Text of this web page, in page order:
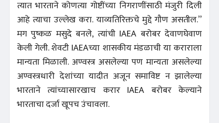
त्यात भारताने कोणत्या गोष्टींच्या निगराणींसाठी मंजुरी दिली
आहे त्याचा उल्लेख करा. याव्यतिरिक्तचे मुद्दे गौण असतील.’’
मग पुष्कळ मसुदे बनले, त्यांची IAEA बरोबर देवाणघेवाण
केली गेली. शेवटी IAEAच्या शासकीय मंडळाची या कराराला
मान्यता मिळाली. अण्वस्त्र असलेल्या पण मान्यता असलेल्या
अण्वस्त्रधारी देशांच्या यादीत अजून समाविष्ट न झालेल्या
भारताने त्यांच्यासारखाच करार IAEA बरोबर केल्याने
भारताचा दर्जा खूपच उंचावला.